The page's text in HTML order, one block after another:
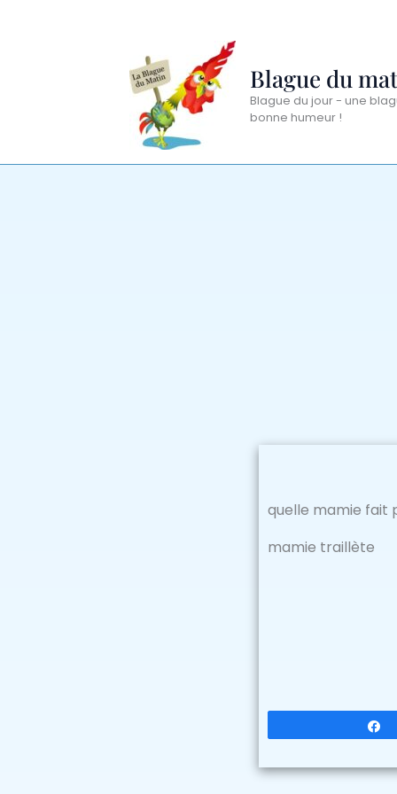
Blague du
Blague du jour - une
bonne humeur !
quelle mamie fait
mamie traillète